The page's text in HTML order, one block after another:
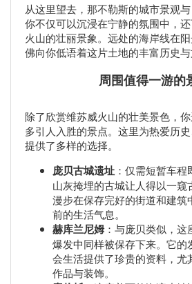
从这里望去，那不勒斯的城市景观与
你不仅可以沉浸在宁静的氛围中，
火山的壮丽景象。远处的海岸线在
佛向你低语着这片土地的丰富历史与
周围值得一游的
除了欣赏维苏威火山的壮美景色，
多引人入胜的景点。这里为热爱历
提供了多样的选择。
庞贝古城遗址 ：仅需短暂车
山灰掩埋的古城让人得以一窥
漫步在保存完好的街道和建筑
前的生活气息。
赫库兰尼姆：与庞贝类似，这
爆发中同样被保存下来。它的
会生活提供了珍贵的资料，尤
作品与装饰。